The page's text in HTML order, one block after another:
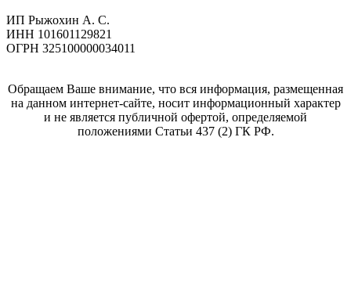
ИП Рыжохин А. С.
ИНН 101601129821
ОГРН 325100000034011
Обращаем Ваше внимание, что вся информация, размещенная
на данном интернет-сайте, носит информационный характер
и не является публичной офертой, определяемой
положениями Статьи 437 (2) ГК РФ.